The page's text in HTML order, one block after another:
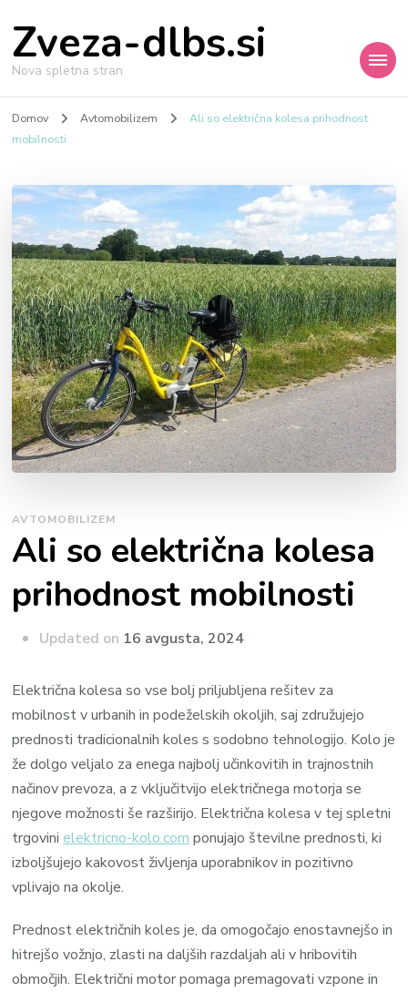
Zveza-dlbs.si
Nova spletna stran
Domov Avtomobilizem
Ali so električna kolesa prihodnost
mobilnosti
AVTOMOBILIZEM
Ali so električna kolesa
prihodnost mobilnosti
Updated on 16 avgusta, 2024
Električna kolesa so vse bolj priljubljena rešitev za
mobilnost v urbanih in podeželskih okoljih, saj združujejo
prednosti tradicionalnih koles s sodobno tehnologijo. Kolo je
že dolgo veljalo za enega najbolj učinkovitih in trajnostnih
načinov prevoza, a z vključitvijo električnega motorja se
njegove možnosti še razširijo. Električna kolesa v tej spletni
trgovini elektricno-kolo.com ponujajo številne prednosti, ki
izboljšujejo kakovost življenja uporabnikov in pozitivno
vplivajo na okolje.
Prednost električnih koles je, da omogočajo enostavnejšo in
hitrejšo vožnjo, zlasti na daljših razdaljah ali v hribovitih
območjih. Električni motor pomaga premagovati vzpone in